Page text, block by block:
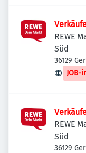
REWE
Süd
36129
JOB-
REWE
Süd
36129